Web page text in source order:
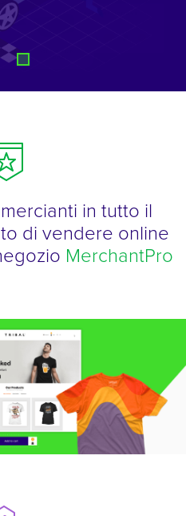
in tutto il
di vendere online
MerchantPro